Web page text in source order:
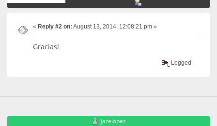
« Reply #2 on: August 13, 2014, 12:08:21 pm »
Gracias!
Logged
jarelopez